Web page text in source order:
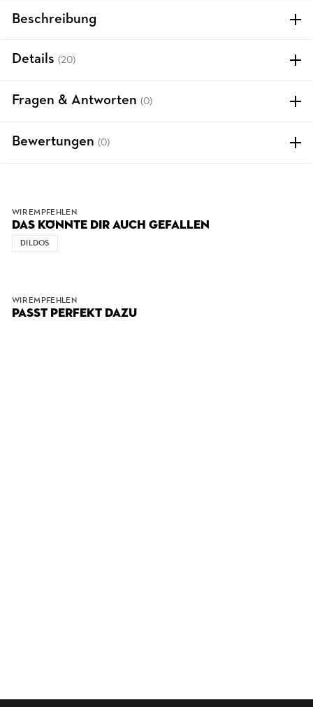
Beschreibung
Details (20)
Fragen & Antworten (0)
Bewertungen (0)
WIR EMPFEHLEN
DAS KÖNNTE DIR AUCH GEFALLEN
DILDOS
WIR EMPFEHLEN
PASST PERFEKT DAZU